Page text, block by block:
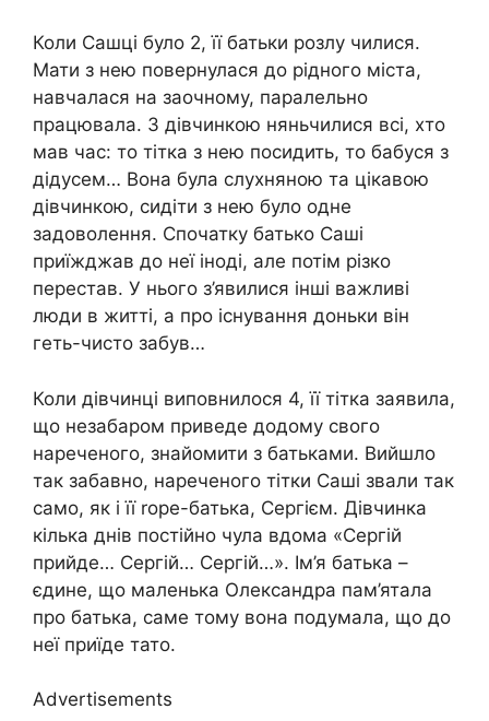
Коли Сашці було 2, її батьки розлу чилися.
Мати з нею повернулася до рідного міста,
навчалася на заочному, паралельно
працювала. З дівчинкою няньчилися всі, хто
мав час: то тітка з нею посидить, то бабуся з
дідусем… Вона була слухняною та цікавою
дівчинкою, сидіти з нею було одне
задоволення. Спочатку батько Саші
приїжджав до неї іноді, але потім різко
перестав. У нього з’явилися інші важливі
люди в житті, а про існування доньки він
геть-чисто забув…
Коли дівчинці виповнилося 4, її тітка заявила,
що незабаром приведе додому свого
нареченого, знайомити з батьками. Вийшло
так забавно, нареченого тітки Саші звали так
само, як і її rоре-батька, Сергієм. Дівчинка
кілька днів постійно чула вдома «Сергій
прийде… Сергій… Сергій…». Ім’я батька –
єдине, що маленька Олександра пам’ятала
про батька, саме тому вона подумала, що до
неї приїде тато.
Advertisements